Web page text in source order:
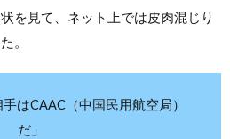
を見て、ネット上では皮肉混じり
。
はCAAC（中国民用航空局）
だ」